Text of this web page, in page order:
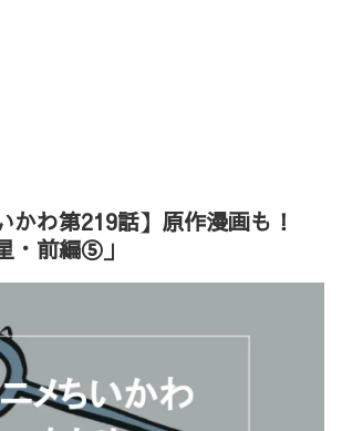
かわ第219話】原作漫画も！
・前編⑤」